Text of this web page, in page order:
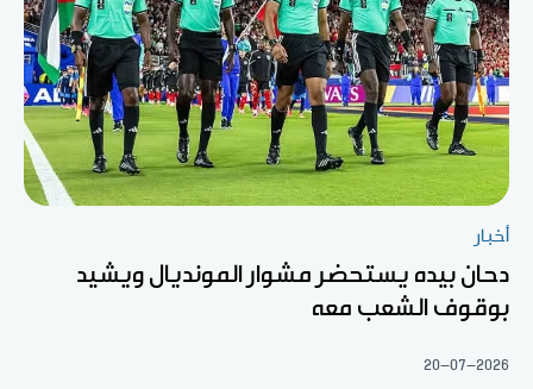
أخبار
دحان بيده يستحضر مشوار المونديال ويشيد
بوقوف الشعب معه
20-07-2026